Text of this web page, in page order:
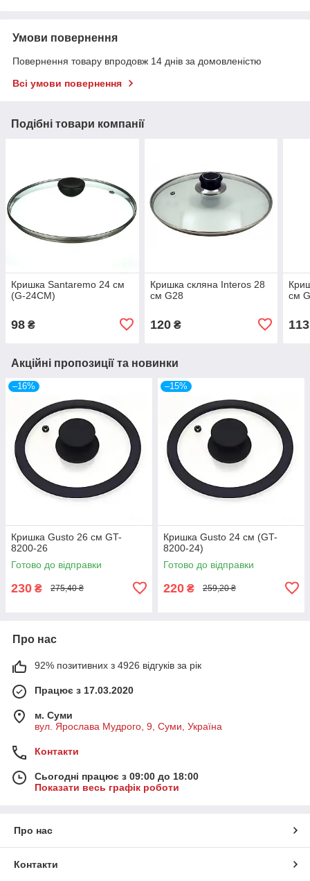
Умови повернення
Повернення товару впродовж 14 днів за домовленістю
Всі умови повернення
Подібні товари компанії
Кришка Santaremo 24 см
(G-24CM)
98 ₴
Кришка скляна Interos 28
см G28
120₴
см
113
Акційні пропозиції та новинки
–16%
Кришка Gusto 26 см GT-
8200-26
Готово до відправки
230 ₴ 275,40 ₴
–15%
Кришка Gusto 24 см (GT-
8200-24)
Готово до відправки
220 ₴ 259,20 ₴
Про нас
92% позитивних з 4926 відгуків за рік
Працює з 17.03.2020
м. Суми
вул. Ярослава Мудрого, 9, Суми, Україна
Контакти
Сьогодні працює з 09:00 до 18:00
Показати весь графік роботи
Про нас
Контакти